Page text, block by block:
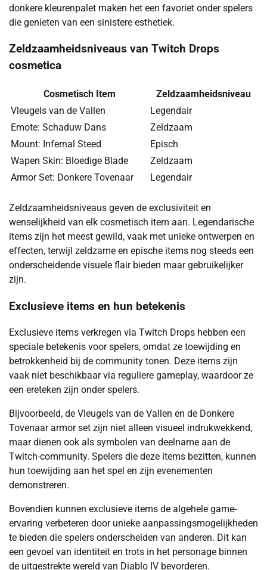
donkere kleurenpalet maken het een favoriet onder spelers
die genieten van een sinistere esthetiek.
Zeldzaamheidsniveaus van Twitch Drops
cosmetica
Cosmetisch Item
Zeldzaamheidsniveau
Vleugels van de Vallen
Legendair
Emote: Schaduw Dans
Zeldzaam
Mount: Infernal Steed
Episch
Wapen Skin: Bloedige Blade
Zeldzaam
Armor Set: Donkere Tovenaar
Legendair
Zeldzaamheidsniveaus geven de exclusiviteit en
wenselijkheid van elk cosmetisch item aan. Legendarische
items zijn het meest gewild, vaak met unieke ontwerpen en
effecten, terwijl zeldzame en epische items nog steeds een
onderscheidende visuele flair bieden maar gebruikelijker
zijn.
Exclusieve items en hun betekenis
Exclusieve items verkregen via Twitch Drops hebben een
speciale betekenis voor spelers, omdat ze toewijding en
betrokkenheid bij de community tonen. Deze items zijn
vaak niet beschikbaar via reguliere gameplay, waardoor ze
een ereteken zijn onder spelers.
Bijvoorbeeld, de Vleugels van de Vallen en de Donkere
Tovenaar armor set zijn niet alleen visueel indrukwekkend,
maar dienen ook als symbolen van deelname aan de
Twitch-community. Spelers die deze items bezitten, kunnen
hun toewijding aan het spel en zijn evenementen
demonstreren.
Bovendien kunnen exclusieve items de algehele game-
ervaring verbeteren door unieke aanpassingsmogelijkheden
te bieden die spelers onderscheiden van anderen. Dit kan
een gevoel van identiteit en trots in het personage binnen
de uitgestrekte wereld van Diablo IV bevorderen.